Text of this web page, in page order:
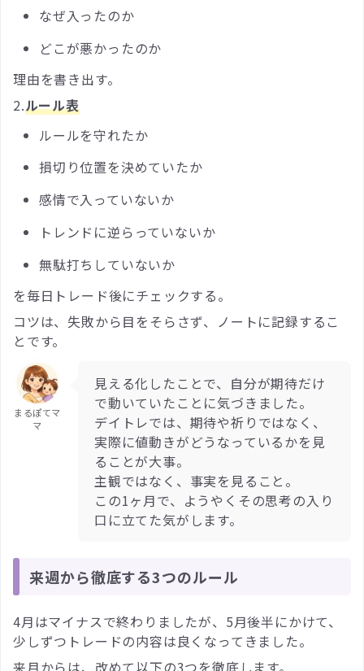
なぜ入ったのか
どこが悪かったのか
理由を書き出す。
2.ルール表
ルールを守れたか
損切り位置を決めていたか
感情で入っていないか
トレンドに逆らっていないか
無駄打ちしていないか
を毎日トレード後にチェックする。
コツは、失敗から目をそらさず、ノートに記録するこ
とです。
まるぽてマ
マ
見える化したことで、自分が期待だけ
で動いていたことに気づきました。
デイトレでは、期待や祈りではなく、
実際に値動きがどうなっているかを見
ることが大事。
主観ではなく、事実を見ること。
この1ヶ月で、ようやくその思考の入り
口に立てた気がします。
来週から徹底する3つのルール
4月はマイナスで終わりましたが、5月後半にかけて、
少しずつトレードの内容は良くなってきました。
来月からは、改めて以下の3つを徹底します。